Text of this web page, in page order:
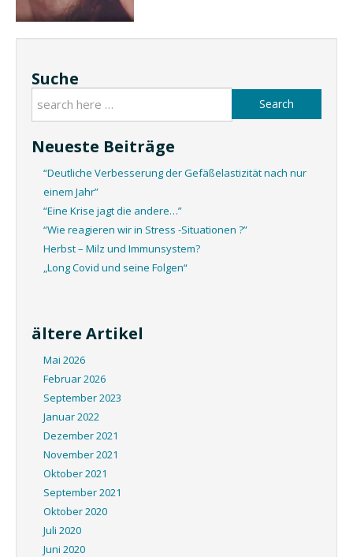
Suche
Search
Neueste Beiträge
“Deutliche Verbesserung der Gefäßelastizität nach nur
einem Jahr”
“Eine Krise jagt die andere…”
“Wie reagieren wir in Stress -Situationen ?”
Herbst – Milz und Immunsystem?
„Long Covid und seine Folgen“
ältere Artikel
Mai 2026
Februar 2026
September 2023
Januar 2022
Dezember 2021
November 2021
Oktober 2021
September 2021
Oktober 2020
Juli 2020
Juni 2020